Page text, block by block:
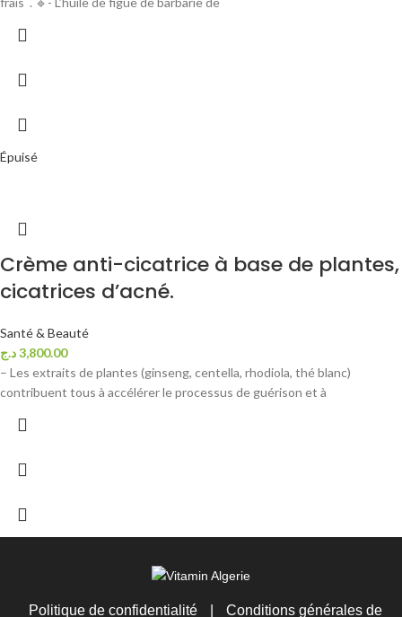
Épuisé
Crème anti-cicatrice à base de plantes,
cicatrices d’acné.
Santé & Beauté
3,800.00د.ج
– Les extraits de plantes (ginseng, centella, rhodiola, thé blanc)
contribuent tous à accélérer le processus de guérison et à
Politique de confidentialité Conditions générales de